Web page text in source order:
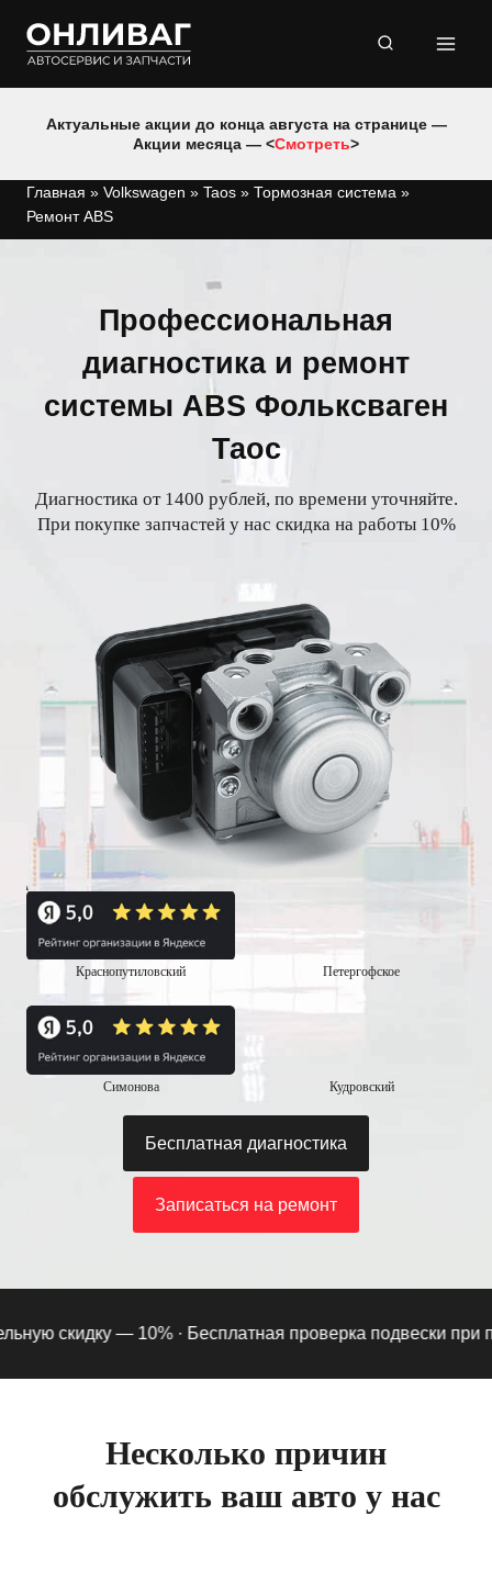
содержимому
Актуальные акции до конца августа на странице —
Акции месяца — <Смотреть>
Главная » Volkswagen » Taos » Тормозная система »
Ремонт ABS
Профессиональная
диагностика и ремонт
системы ABS Фольксваген
Таос
Диагностика от 1400 рублей, по времени уточняйте.
При покупке запчастей у нас скидка на работы 10%
Краснопутиловский Петергофское
Симонова Кудровский
Бесплатная диагностика
Записаться на ремонт
скидку — 10% ·Бесплатная проверка подвески при
Несколько причин
обслужить ваш авто у нас